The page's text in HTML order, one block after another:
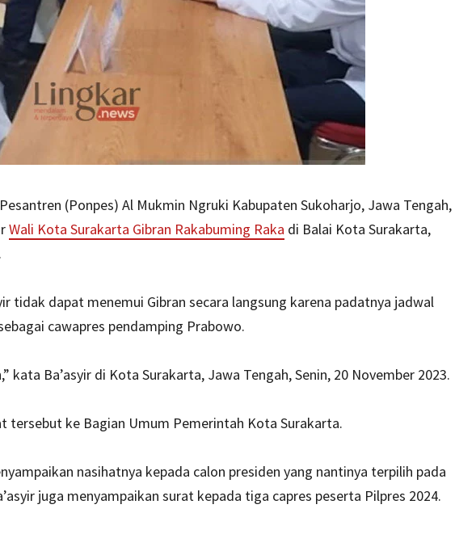
(Ponpes) Al Mukmin Ngruki Kabupaten Sukoharjo, Jawa Tengah,
Wali Kota Surakarta Gibran Rakabuming Raka di Balai Kota Surakarta,
tidak dapat menemui Gibran secara langsung karena padatnya jadwal
cawapres pendamping Prabowo.
kata Ba’asyir di Kota Surakarta, Jawa Tengah, Senin, 20 November 2023.
tersebut ke Bagian Umum Pemerintah Kota Surakarta.
nasihatnya kepada calon presiden yang nantinya terpilih pada
juga menyampaikan surat kepada tiga capres peserta Pilpres 2024.